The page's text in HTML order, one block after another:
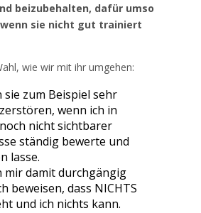
beizubehalten, dafür umso
sie nicht gut trainiert
wie wir mit ihr umgehen:
sie zum Beispiel sehr
wenn ich in
nicht sichtbarer
ständig bewerte und
lasse.
mir damit durchgängig
beweisen, dass NICHTS
und ich nichts kann.